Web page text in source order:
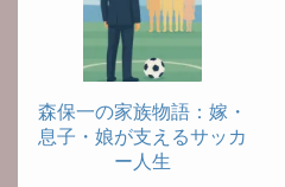
森保一の家族物語：嫁・
息子・娘が支えるサッカ
ー人生